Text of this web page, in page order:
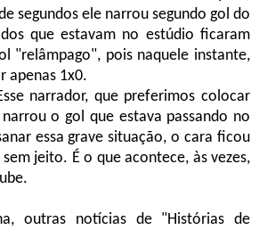
segundos ele narrou segundo gol do
que estavam no estúdio ficaram
"relâmpago", pois naquele instante,
apenas 1x0.
narrador, que preferimos colocar
o gol que estava passando no
essa grave situação, o cara ficou
jeito. É o que acontece, às vezes,
outras notícias de "Histórias de